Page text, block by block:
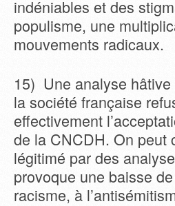
indéniables et des
populisme, une
mouvements radicaux.
15) Une analyse hâtive
la société française
effectivement
de la CNCDH. On peut
légitimé par des
provoque une baisse
racisme, à